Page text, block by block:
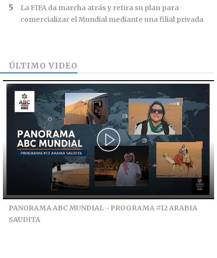
La FIFA da marcha atrás y retira su plan para
comercializar el Mundial mediante una filial privada
ÚLTIMO VIDEO
PANORAMA ABC MUNDIAL - PROGRAMA #12 ARABIA
SAUDITA